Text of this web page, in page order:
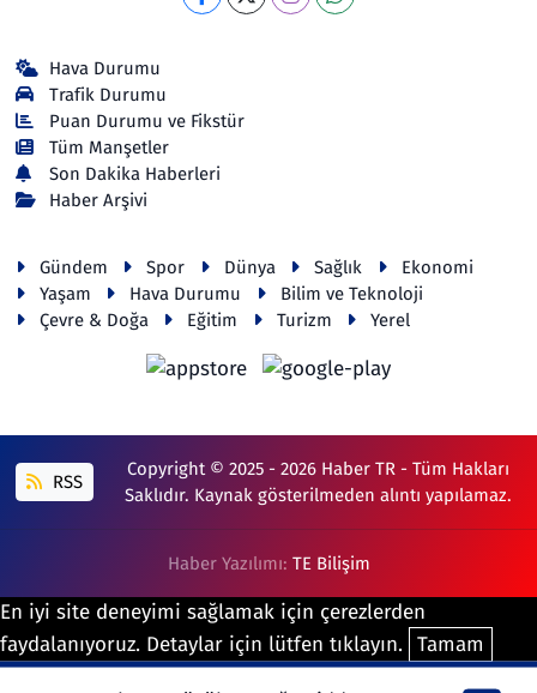
Hava Durumu
Trafik Durumu
Puan Durumu ve Fikstür
Tüm Manşetler
Son Dakika Haberleri
Haber Arşivi
Gündem Spor Dünya Sağlık
Ekonomi
Yaşam
Hava Durumu
Bilim ve Teknoloji
Çevre & Doğa
Eğitim Turizm Yerel
RSS
Copyright © 2025 - 2026 Haber TR - Tüm Hakları
Saklıdır. Kaynak gösterilmeden alıntı yapılamaz.
Haber Yazılımı: TE Bilişim
En iyi site deneyimi sağlamak için çerezlerden
faydalanıyoruz. Detaylar için lütfen tıklayın.
Tamam